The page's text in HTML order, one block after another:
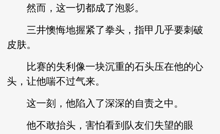
然而，这一切都成了泡影。
三井懊悔地握紧了拳头，指甲几乎要刺破
皮肤。
比赛的失利像一块沉重的石头压在他的心
头，让他喘不过气来。
这一刻，他陷入了深深的自责之中。
他不敢抬头，害怕看到队友们失望的眼